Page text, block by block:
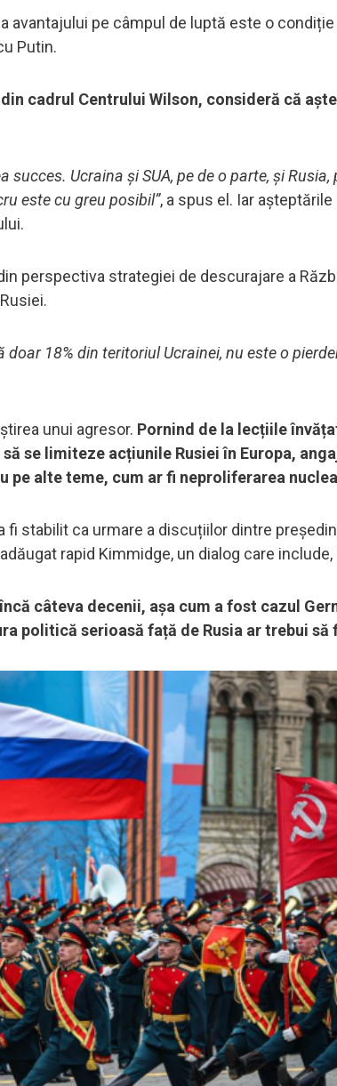
avantajului pe câmpul de luptă este o condiție
Putin.
cadrul Centrului Wilson, consideră că
Ucraina și SUA, pe de o parte, și Rusia,
este cu greu posibil”, a spus el. Iar așteptările
perspectiva strategiei de descurajare a
18% din teritoriul Ucrainei, nu este o
unui agresor. Pornind de la lecțiile
se limiteze acțiunile Rusiei în Europa,
pe alte teme, cum ar fi neproliferarea
stabilit ca urmare a discuțiilor dintre
rapid Kimmidge, un dialog care include,
câteva decenii, așa cum a fost cazul
politică serioasă față de Rusia ar trebui să